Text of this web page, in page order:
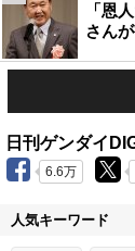
「恩
さん
日刊ゲンダイ
6.6万
人気キーワード